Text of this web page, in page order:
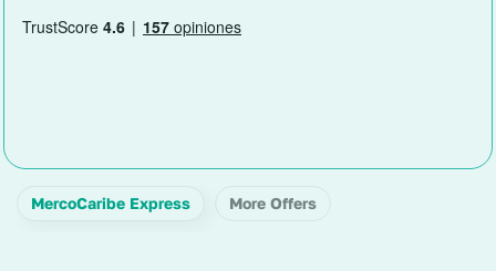
MercoCaribe Express More Offers